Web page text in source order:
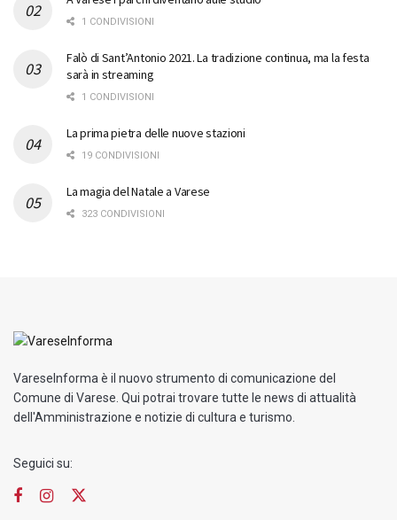
1 CONDIVISIONI
Falò di Sant’Antonio 2021. La tradizione continua, ma la festa
sarà in streaming
1 CONDIVISIONI
La prima pietra delle nuove stazioni
19 CONDIVISIONI
La magia del Natale a Varese
323 CONDIVISIONI
VareseInforma è il nuovo strumento di comunicazione del
Comune di Varese. Qui potrai trovare tutte le news di attualità
dell'Amministrazione e notizie di cultura e turismo.
Seguici su: